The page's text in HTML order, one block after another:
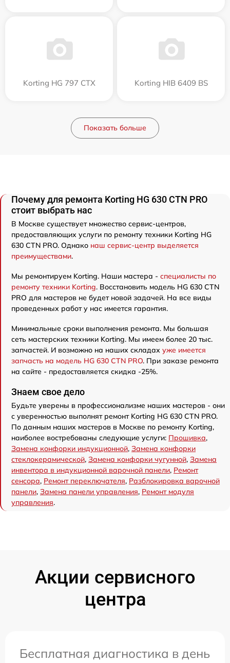
Korting HG 797 CTX Korting HIB 6409 BS
Показать больше
Почему для ремонта Korting HG 630 CTN PRO
стоит выбрать нас
В Москве существует множество сервис-центров,
предоставляющих услуги по ремонту техники Korting HG
630 CTN PRO. Однако наш сервис-центр выделяется
преимуществами.
Мы ремонтируем Korting. Наши мастера - специалисты по
ремонту техники Korting. Восстановить модель HG 630 CTN
PRO для мастеров не будет новой задачей. На все виды
проведенных работ у нас имеется гарантия.
Минимальные сроки выполнения ремонта. Мы большая
сеть мастерских техники Korting. Мы имеем более 20 тыс.
запчастей. И возможно на наших складах уже имеется
запчасть на модель HG 630 CTN PRO. При заказе ремонта
на сайте - предоставляется скидка -25%.
Знаем свое дело
Будьте уверены в профессионализме наших мастеров - они
с уверенностью выполнят ремонт Korting HG 630 CTN PRO.
По данным наших мастеров в Москве по ремонту Korting,
наиболее востребованы следующие услуги: Прошивка,
Замена конфорки индукционной, Замена конфорки
стеклокерамической, Замена конфорки чугунной, Замена
инвентора в индукционной варочной панели, Ремонт
сенсора, Ремонт переключателя, Разблокировка варочной
панели, Замена панели управления, Ремонт модуля
управления.
Акции сервисного
центра
Бесплатная диагностика в день